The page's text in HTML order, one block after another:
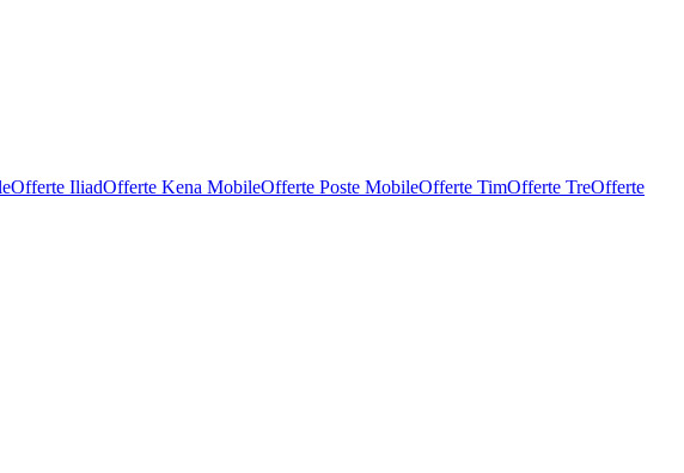
Offerte IliadOfferte Kena MobileOfferte Poste MobileOfferte TimOfferte TreOfferte